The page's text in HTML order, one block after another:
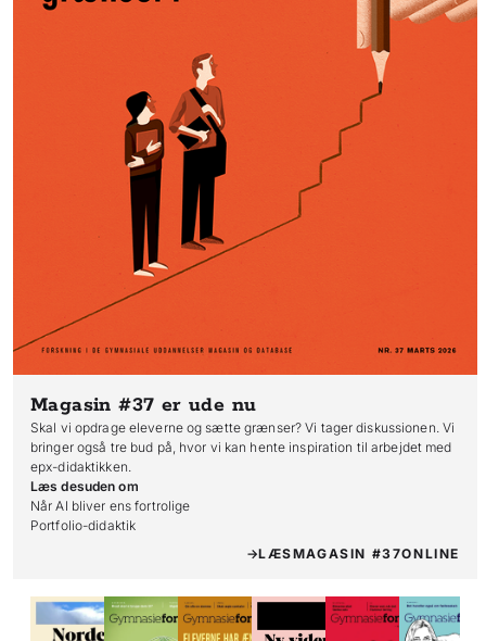
Magasin #37 er ude nu
Skal vi opdrage eleverne og sætte grænser? Vi tager diskussionen. Vi
bringer også tre bud på, hvor vi kan hente inspiration til arbejdet med
epx-didaktikken.
Læs desuden om
Når AI bliver ens fortrolige
Portfolio-didaktik
LÆSMAGASIN #37ONLINE